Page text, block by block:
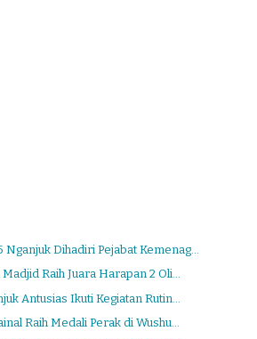
Nganjuk Dihadiri Pejabat Kemenag...
Raih Juara Harapan 2 Oli...
Antusias Ikuti Kegiatan Rutin...
Raih Medali Perak di Wushu...